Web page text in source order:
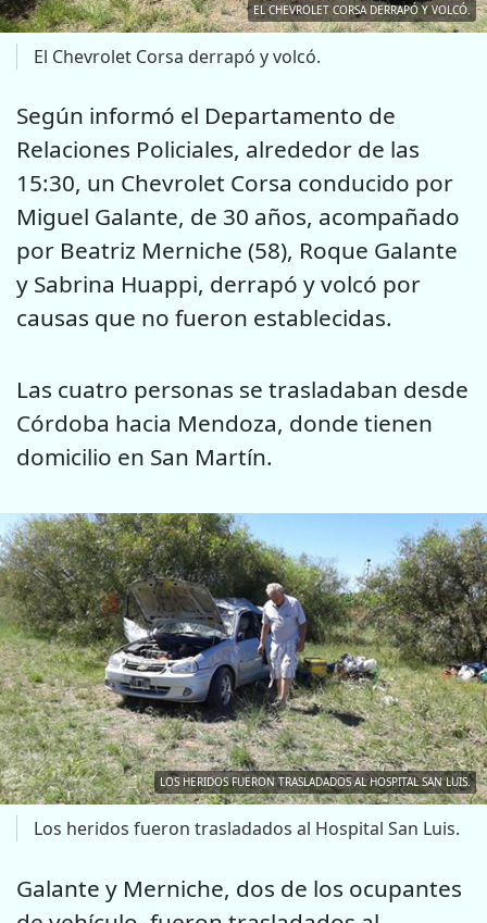
EL CHEVROLET CORSA DERRAPÓ Y VOLCÓ.
El Chevrolet Corsa derrapó y volcó.
Según informó el Departamento de
Relaciones Policiales, alrededor de las
15:30, un Chevrolet Corsa conducido por
Miguel Galante, de 30 años, acompañado
por Beatriz Merniche (58), Roque Galante
y Sabrina Huappi, derrapó y volcó por
causas que no fueron establecidas.
Las cuatro personas se trasladaban desde
Córdoba hacia Mendoza, donde tienen
domicilio en San Martín.
LOS HERIDOS FUERON TRASLADADOS AL HOSPITAL SAN LUIS.
Los heridos fueron trasladados al Hospital San Luis.
Galante y Merniche, dos de los ocupantes